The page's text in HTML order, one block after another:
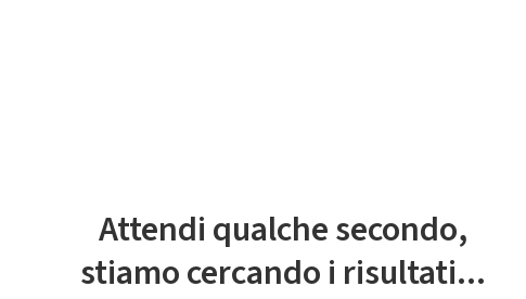
Attendi qualche secondo,
stiamo cercando i risultati...